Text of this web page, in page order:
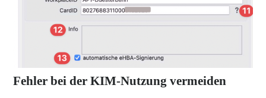
Fehler bei der KIM-Nutzung vermeiden